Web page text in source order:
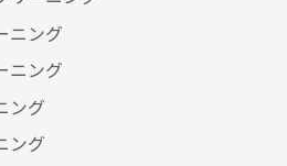
ニング
ニング
ング
ング